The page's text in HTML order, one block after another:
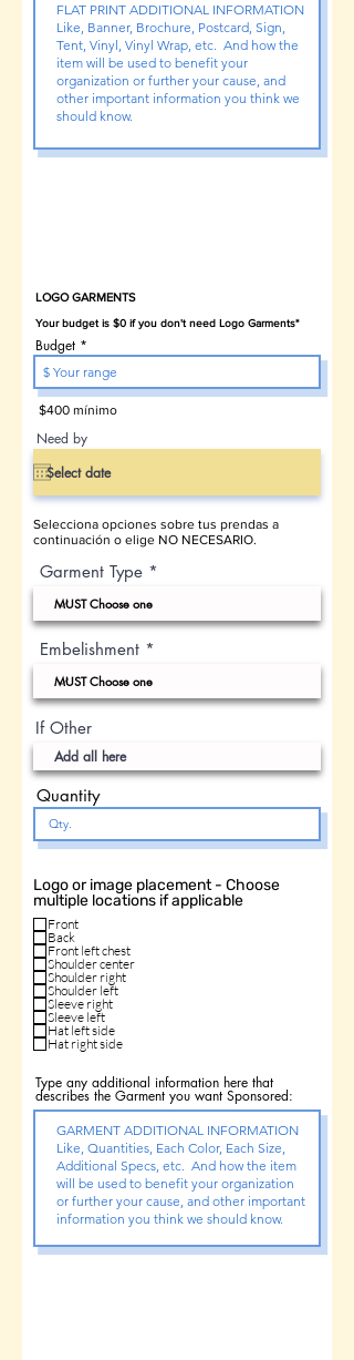
LOGO GARMENTS
Budget
$400 mínimo
Need by
Selecciona opciones sobre tus prendas a
continuación o elige NO NECESARIO.
Garment Type
Embelishment
If Other
Quantity
Logo or image placement - Choose
multiple locations if applicable
Front
Back
Front left chest
Shoulder center
Shoulder right
Shoulder left
Sleeve right
Sleeve left
Hat left side
Hat right side
Type any additional information here that
describes the Garment you want Sponsored: